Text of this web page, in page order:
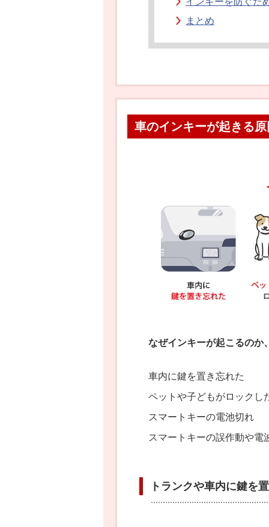
まとめ
車のインキーが起きる原
なぜインキーが起こるのか
車内に鍵を置き忘れた
ペットや子どもがロックし
スマートキーの電池切れ
スマートキーの誤作動や電
トランクや車内に鍵を